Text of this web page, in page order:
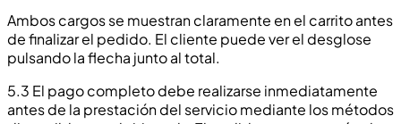
Ambos cargos se muestran claramente en el carrito antes
de finalizar el pedido. El cliente puede ver el desglose
pulsando la flecha junto al total.
5.3 El pago completo debe realizarse inmediatamente
antes de la prestación del servicio mediante los métodos